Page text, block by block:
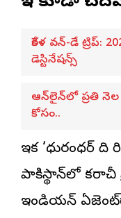
కేరళ వన్-డే ట్రిప్:
డెస్టినేషన్స్
ఆన్‌లైన్‌లో ప్రతి నెల
కోసం..
ఇక ‘ధురంధర్ ది
పాకిస్థాన్‌లోని
ఇండియన్